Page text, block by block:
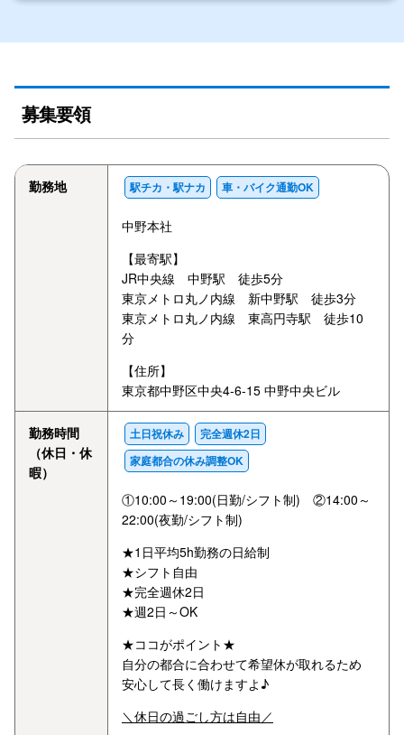
募集要領
勤務地 駅チカ・駅ナカ 車・バイク通勤OK
中野本社
【最寄駅】
JR中央線 中野駅 徒歩5分
東京メトロ丸ノ内線 新中野駅 徒歩3分
東京メトロ丸ノ内線 東高円寺駅 徒歩10
分
【住所】
東京都中野区中央4-6-15 中野中央ビル
勤務時間
（休日・休
暇）
土日祝休み
完全週休2日
家庭都合の休み調整OK
①10:00～19:00(日勤/シフト制) ②14:00～
22:00(夜勤/シフト制)
★1日平均5h勤務の日給制
★シフト自由
★完全週休2日
★週2日～OK
★ココがポイント★
自分の都合に合わせて希望休が取れるため
安心して長く働けますよ♪
＼休日の過ごし方は自由／